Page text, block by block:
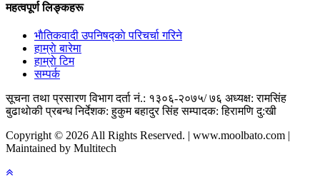
महत्वपूर्ण लिङ्कहरू
भाैतिकवादी उपनिषद्काे परिचर्चा गरिने
हाम्राे बारेमा
हाम्राे टिम
सम्पर्क
सूचना तथा प्रसारण विभाग दर्ता नं.: १३०६-२०७५/ ७६ अध्यक्ष: रामसिंह
बुढाथाेकी प्रबन्ध निर्देशक: हुकुम बहादुर सिंह सम्पादक: हिरामणि दु:खी
Copyright © 2026 All Rights Reserved. | www.moolbato.com |
Maintained by Multitech